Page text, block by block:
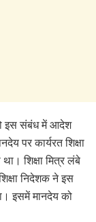
इस संबंध में आदेश
पर कार्यरत शिक्षा
शिक्षा मित्र लंबे
निदेशक ने इस
इसमें मानदेय को